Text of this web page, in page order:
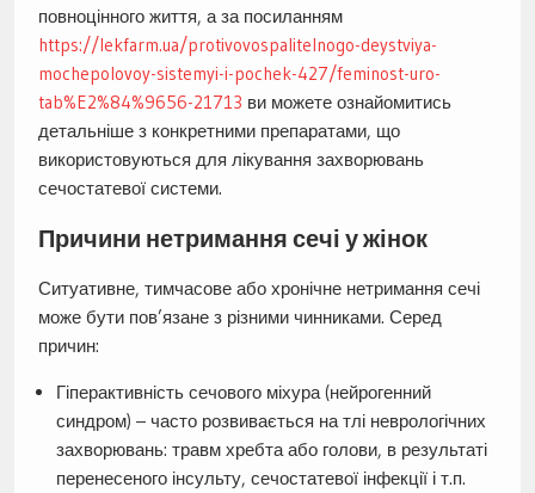
повноцінного життя, а за посиланням
https://lekfarm.ua/protivovospalitelnogo-deystviya-
mochepolovoy-sistemyi-i-pochek-427/feminost-uro-
tab%E2%84%9656-21713 ви можете ознайомитись
детальніше з конкретними препаратами, що
використовуються для лікування захворювань
сечостатевої системи.
Причини нетримання сечі у жінок
Ситуативне, тимчасове або хронічне нетримання сечі
може бути пов’язане з різними чинниками. Серед
причин:
Гіперактивність сечового міхура (нейрогенний
синдром) – часто розвивається на тлі неврологічних
захворювань: травм хребта або голови, в результаті
перенесеного інсульту, сечостатевої інфекції і т.п.